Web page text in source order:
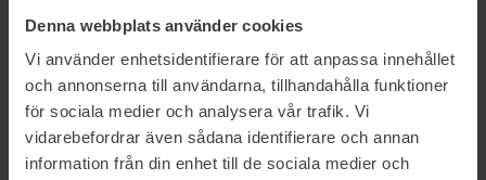
Denna webbplats använder cookies
Vi använder enhetsidentifierare för att anpassa innehållet
och annonserna till användarna, tillhandahålla funktioner
för sociala medier och analysera vår trafik. Vi
vidarebefordrar även sådana identifierare och annan
information från din enhet till de sociala medier och
Grupputveckling – gruppdynamik,
kommunikation, tillskapande, psykologisk
trygghet
Konflikthantering – medling och
konfliktlösning, förebyggande,
kompetensutveckling i ämnet